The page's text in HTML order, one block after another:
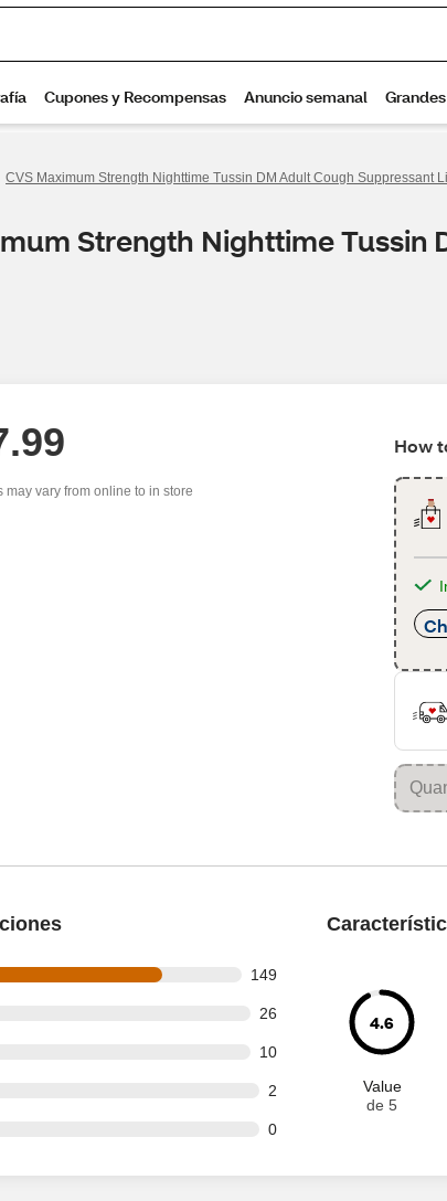
CVS Maximum Strength Nighttime Tussin DM Adult Cough Suppressant
Strength Nighttime
may vary from online to in store
How
149
reviews
26
reviews
10
reviews
2
reviews
0
reviews
4.6
Value
de 5